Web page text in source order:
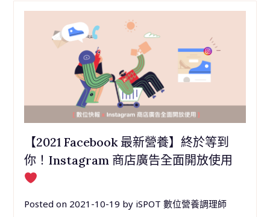
【2021 Facebook 最新營養】終於等到
你！Instagram 商店廣告全面開放使用
Posted on 2021-10-19 by iSPOT 數位營養調理師